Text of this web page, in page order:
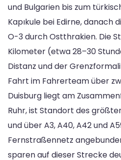
und Bulgarien bis zum
Kapıkule bei Edirne, danach
O-3 durch Ostthrakien. Die
Kilometer (etwa 28–30
Distanz und der
Fahrt im Fahrerteam über
Duisburg liegt am
Ruhr, ist Standort des
und über A3, A40, A42 und
Fernstraßennetz
sparen auf dieser Strecke